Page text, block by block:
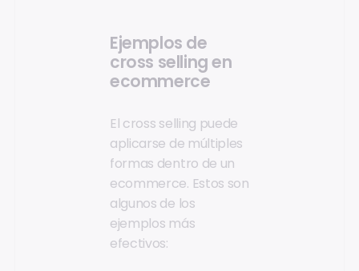
Ejemplos de
cross selling en
ecommerce
El cross selling puede
aplicarse de múltiples
formas dentro de un
ecommerce. Estos son
algunos de los
ejemplos más
efectivos: